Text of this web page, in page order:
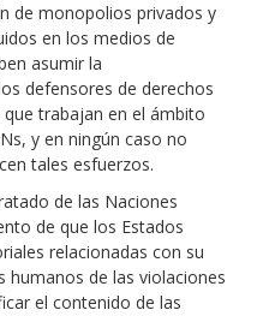
de monopolios privados y
en los medios de
asumir la
defensores de derechos
trabajan en el ámbito
y en ningún caso no
tales esfuerzos.
de las Naciones
de que los Estados
relacionadas con su
humanos de las violaciones
el contenido de las